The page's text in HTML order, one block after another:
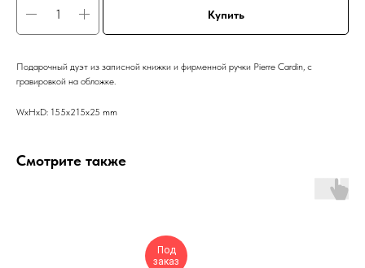
Купить
Подарочный дуэт из записной книжки и фирменной ручки Pierre Cardin, с
гравировкой на обложке.
WxHxD: 155x215x25 mm
Смотрите также
Под
заказ